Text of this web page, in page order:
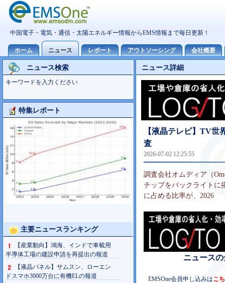
ニュース検索
キーワードを入力ください
特集レポート
Foxconn事業分析
主要ニュースランキング
【産業動向】鴻海、インドで車載用
半導体工場の建設申請を再提出の報道
【液晶パネル】サムスン、ローエン
ドスマホ3000万台に有機ELの報道
ニュース詳細
【液晶テレビ】TV
査
2026-07-02 12:25:55
調査会社オムディア（
チップをバックライトに
に占める比率が、2026
ニュース
EMSOne会員申し込みはこ